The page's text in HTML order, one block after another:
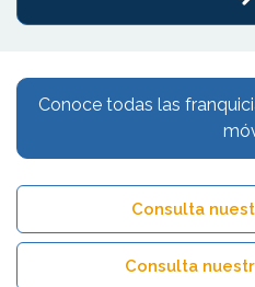
Conoce todas las
Consulta
Consulta